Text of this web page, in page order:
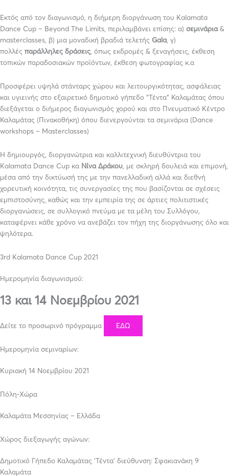
Εκτός από τον διαγωνισμό, η διήμερη διοργάνωση του Kalamata
Dance Cup – Beyond The Limits, περιλαμβάνει επίσης: α) σεμινάρια&
masterclasses, β) μια μοναδική βραδιά τελετής Gala, γ)
πολλές παράλληλες δράσεις, όπως εκδρομές & ξεναγήσεις, έκθεση
τοπικών παραδοσιακών προϊόντων, έκθεση φωτογραφίας κ.α
Προσφέρει υψηλά στάνταρς χώρου και λειτουργικότητας, ασφάλειας
και υγιεινής στο εξαιρετικό δημοτικό γήπεδο “Τέντα” Καλαμάτας όπου
διεξάγεται ο διήμερος διαγωνισμός χορού και στο Πνευματικό Κέντρο
Καλαμάτας (Πινακοθήκη) όπου διενεργούνται τα σεμινάρια (Dance
workshops – Masterclasses)
Η δημιουργός, διοργανώτρια και καλλιτεχνική διευθύντρια του
Kalamata Dance Cup κα Νίνα Δράκου, με σκληρή δουλειά και επιμονή,
μέσα από την δικτύωσή της με την πανελλαδική αλλά και διεθνή
χορευτική κοινότητα, τις συνεργασίες της που βασίζονται σε σχέσεις
εμπιστοσύνης, καθώς και την εμπειρία της σε άρτιες πολιτιστικές
διοργανώσεις, σε συλλογικό πνεύμα με τα μέλη του Συλλόγου,
καταφέρνει κάθε χρόνο να ανεβάζει τον πήχη της διοργάνωσης όλο και
ψηλότερα.
3rd Kalamata Dance Cup 2021
Ημερομηνία διαγωνισμού:
13 και 14 Νοεμβρίου 2021
Δείτε το προσωρινό πρόγραμμα ΕΔΩ
Ημερομηνία σεμιναρίων:
Κυριακή 14 Νοεμβρίου 2021
Πόλη-Χώρα
Καλαμάτα Μεσσηνίας – Ελλάδα
Χώρος διεξαγωγής αγώνων:
Δημοτικό Γήπεδο Καλαμάτας ‘Τέντα’ διεύθυνση: Σφακιανάκη 9
Καλαμάτα